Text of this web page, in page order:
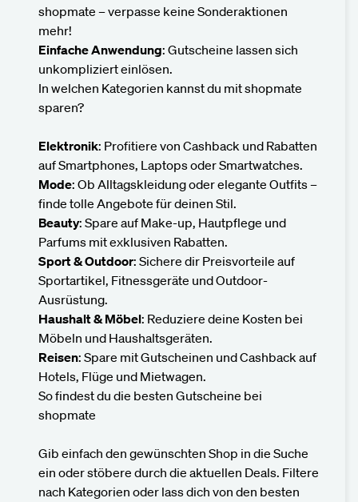
shopmate – verpasse keine Sonderaktionen
mehr!
Einfache Anwendung: Gutscheine lassen sich
unkompliziert einlösen.
In welchen Kategorien kannst du mit shopmate
sparen?
Elektronik: Profitiere von Cashback und Rabatten
auf Smartphones, Laptops oder Smartwatches.
Mode: Ob Alltagskleidung oder elegante Outfits –
finde tolle Angebote für deinen Stil.
Beauty: Spare auf Make-up, Hautpflege und
Parfums mit exklusiven Rabatten.
Sport & Outdoor: Sichere dir Preisvorteile auf
Sportartikel, Fitnessgeräte und Outdoor-
Ausrüstung.
Haushalt & Möbel: Reduziere deine Kosten bei
Möbeln und Haushaltsgeräten.
Reisen: Spare mit Gutscheinen und Cashback auf
Hotels, Flüge und Mietwagen.
So findest du die besten Gutscheine bei
shopmate
Gib einfach den gewünschten Shop in die Suche
ein oder stöbere durch die aktuellen Deals. Filtere
nach Kategorien oder lass dich von den besten